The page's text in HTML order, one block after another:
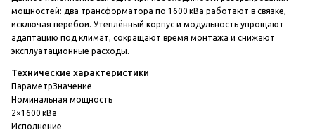
мощностей: два трансформатора по 1600 кВа работают в связке,
исключая перебои. Утеплённый корпус и модульность упрощают
адаптацию под климат, сокращают время монтажа и снижают
эксплуатационные расходы.
Технические характеристики
ПараметрЗначение
Номинальная мощность
2×1600 кВа
Исполнение